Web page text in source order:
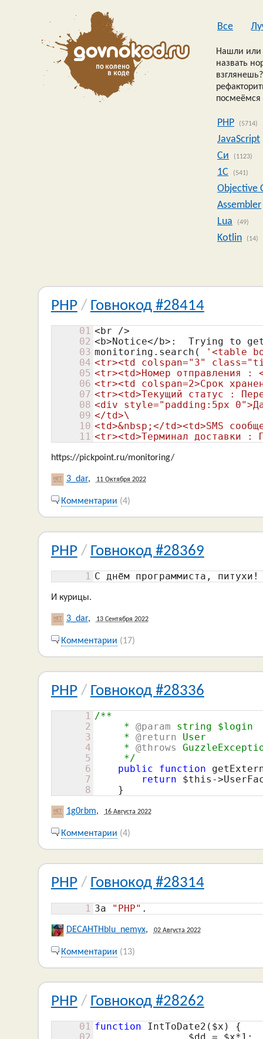
Все
Нашли или
назвать
посмеёмся
PHP (5714)
JavaScript
Си
(1123)
1C (541)
Objective
Assembler
Lua
(49)
Kotlin (14)
PHP / Говнокод #28414
01
02
03
04
05
06
07
08
09
10
11
<br />
<b>Notice</b>:  Trying to
monitoring.search(
'<table
<tr><td colspan="3"
<tr><td>Номер отправления :
<tr><td colspan=2>Срок
<tr><td>Текущий статус :
<div style="padding:5px
</td>\
<td>&nbsp;</td><td>SMS
<tr><td>Терминал доставки
https://pickpoint.ru/monitoring/
3_dar, 11 Октября 2022
Комментарии (4)
PHP / Говнокод #28369
1 С днём программиста, питухи!
И курицы.
3_dar, 13 Сентября 2022
Комментарии (17)
PHP / Говнокод #28336
1
2
3
4
5
6
7
8
/**
     *
@param string $login
     *
@return User
     *
@throws
     */
public
function
return
$this -
    }
1g0rbm, 16 Августа 2022
Комментарии (4)
PHP / Говнокод #28314
1 За "PHP" .
DECAHTHblu_nemyx, 02 Августа 2022
Комментарии (13)
PHP / Говнокод #28262
01 function IntToDate2( $x ) {